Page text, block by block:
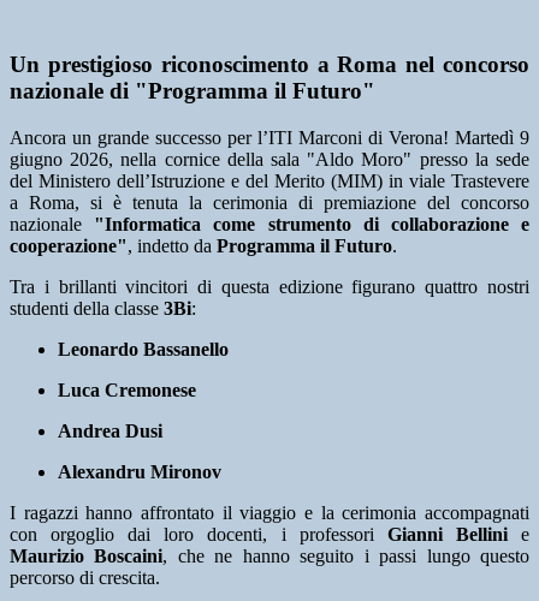
Un prestigioso riconoscimento a Roma nel concorso
nazionale di "Programma il Futuro"
Ancora un grande successo per l’ITI Marconi di Verona! Martedì 9
giugno 2026, nella cornice della sala "Aldo Moro" presso la sede
del Ministero dell’Istruzione e del Merito (MIM) in viale Trastevere
a Roma, si è tenuta la cerimonia di premiazione del concorso
nazionale "Informatica come strumento di collaborazione e
cooperazione", indetto da Programma il Futuro.
Tra i brillanti vincitori di questa edizione figurano quattro nostri
studenti della classe 3Bi:
Leonardo Bassanello
Luca Cremonese
Andrea Dusi
Alexandru Mironov
I ragazzi hanno affrontato il viaggio e la cerimonia accompagnati
con orgoglio dai loro docenti, i professori Gianni Bellinie
Maurizio Boscaini, che ne hanno seguito i passi lungo questo
percorso di crescita.